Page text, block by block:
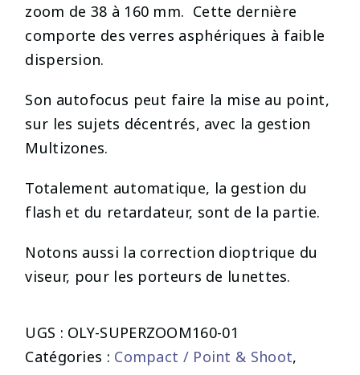
zoom de 38 à 160 mm. Cette dernière
comporte des verres asphériques à faible
dispersion.
Son autofocus peut faire la mise au point,
sur les sujets décentrés, avec la gestion
Multizones.
Totalement automatique, la gestion du
flash et du retardateur, sont de la partie.
Notons aussi la correction dioptrique du
viseur, pour les porteurs de lunettes.
UGS : OLY-SUPERZOOM160-01
Catégories : Compact / Point & Shoot,